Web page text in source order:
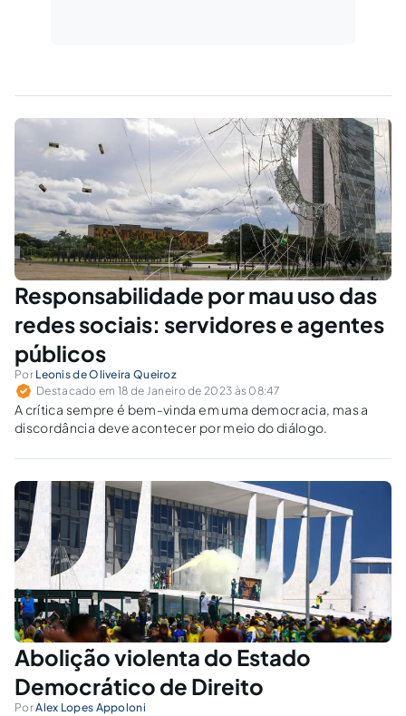
Responsabilidade por mau uso das
redes sociais: servidores e agentes
públicos
Por Leonis de Oliveira Queiroz
Destacado em 18 de Janeiro de 2023 às 08:47
A crítica sempre é bem-vinda em uma democracia, mas a
discordância deve acontecer por meio do diálogo.
Abolição violenta do Estado
Democrático de Direito
PorAlex Lopes Appoloni